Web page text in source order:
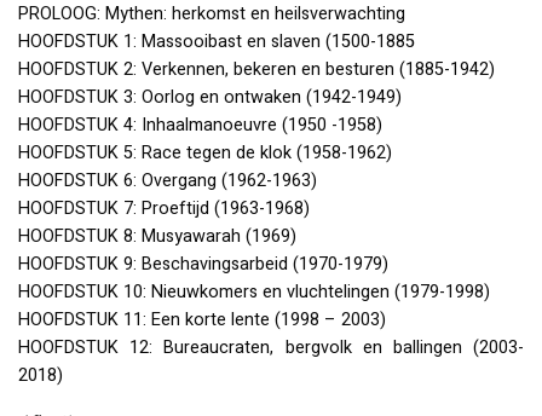
PROLOOG: Mythen: herkomst en heilsverwachting
HOOFDSTUK 1: Massooibast en slaven (1500-1885
HOOFDSTUK2: Verkennen, bekeren en besturen (1885-1942)
HOOFDSTUK3: Oorlog en ontwaken (1942-1949)
HOOFDSTUK4: Inhaalmanoeuvre (1950 -1958)
HOOFDSTUK5: Race tegen de klok (1958-1962)
HOOFDSTUK6: Overgang (1962-1963)
HOOFDSTUK 7: Proeftijd (1963-1968)
HOOFDSTUK8: Musyawarah (1969)
HOOFDSTUK9: Beschavingsarbeid (1970-1979)
HOOFDSTUK 10: Nieuwkomers en vluchtelingen (1979-1998)
HOOFDSTUK 11: Een korte lente (1998 – 2003)
HOOFDSTUK 12: Bureaucraten, bergvolk en ballingen (2003-
2018)